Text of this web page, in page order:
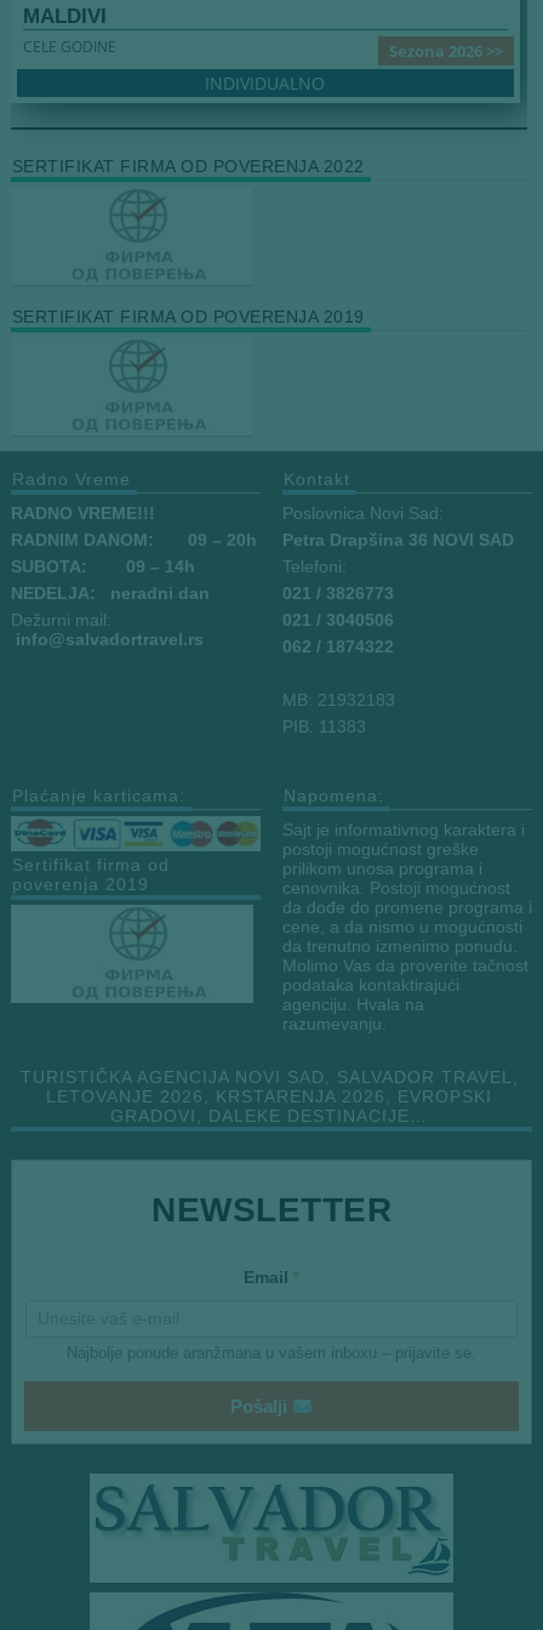
MALDIVI
Sezona 2026 >>
CELE GODINE
INDIVIDUALNO
SERTIFIKAT FIRMA OD POVERENJA 2022
SERTIFIKAT FIRMA OD POVERENJA 2019
Radno Vreme
RADNO VREME!!!
RADNIM DANOM:
09 – 20h
SUBOTA: 09 – 14h
NEDELJA: neradni dan
Dežurni mail:
info@salvadortravel.rs
Kontakt
Poslovnica Novi Sad:
Petra Drapšina 36 NOVI SAD
Telefoni:
021 / 3826773
021 / 3040506
062 / 1874322
MB: 21932183
PIB: 11383
Plaćanje karticama:
Sertifikat firma od
poverenja 2019
Napomena:
Sajt je informativnog karaktera i
postoji mogućnost greške
prilikom unosa programa i
cenovnika. Postoji mogućnost
da dođe do promene programa i
cene, a da nismo u mogućnosti
da trenutno izmenimo ponudu.
Molimo Vas da proverite tačnost
podataka kontaktirajući
agenciju. Hvala na
razumevanju.
TURISTIČKA AGENCIJA NOVI SAD, SALVADOR TRAVEL,
LETOVANJE 2026, KRSTARENJA 2026, EVROPSKI
GRADOVI, DALEKE DESTINACIJE…
m
a
NEWSLETTER
Email *
Najbolje ponude aranžmana u vašem inboxu – prijavite se.
Pošalji